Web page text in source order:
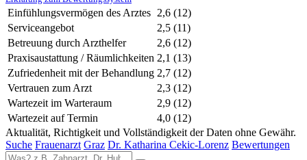
Einfühlungsvermögen des Arztes 2,6 (12)
Serviceangebot
2,5 (11)
Betreuung durch Arzthelfer
2,6 (12)
Praxisaustattung / Räumlichkeiten 2,1 (13)
Zufriedenheit mit der Behandlung 2,7 (12)
Vertrauen zum Arzt
2,3 (12)
Wartezeit im Warteraum
2,9 (12)
Wartezeit auf Termin
4,0 (12)
Aktualität, Richtigkeit und Vollständigkeit der Daten ohne Gewähr.
Suche Frauenarzt Graz Dr. Katharina Cekic-Lorenz Bewertungen